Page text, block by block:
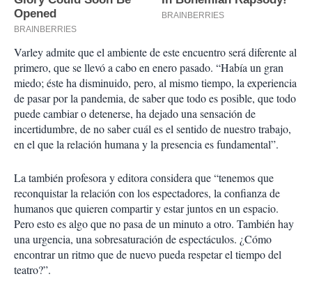
Varley admite que el ambiente de este encuentro será diferente al
primero, que se llevó a cabo en enero pasado. “Había un gran
miedo; éste ha disminuido, pero, al mismo tiempo, la experiencia
de pasar por la pandemia, de saber que todo es posible, que todo
puede cambiar o detenerse, ha dejado una sensación de
incertidumbre, de no saber cuál es el sentido de nuestro trabajo,
en el que la relación humana y la presencia es fundamental”.
La también profesora y editora considera que “tenemos que
reconquistar la relación con los espectadores, la confianza de
humanos que quieren compartir y estar juntos en un espacio.
Pero esto es algo que no pasa de un minuto a otro. También hay
una urgencia, una sobresaturación de espectáculos. ¿Cómo
encontrar un ritmo que de nuevo pueda respetar el tiempo del
teatro?”.